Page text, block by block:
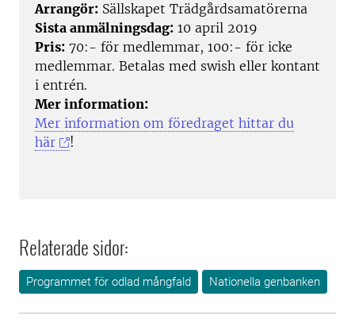
Arrangör: Sällskapet Trädgårdsamatörerna
Sista anmälningsdag: 10 april 2019
Pris: 70:- för medlemmar, 100:- för icke
medlemmar. Betalas med swish eller kontant
i entrén.
Mer information:
Mer information om föredraget hittar du
här
!
Relaterade sidor:
Programmet för odlad mångfald Nationella genbanken